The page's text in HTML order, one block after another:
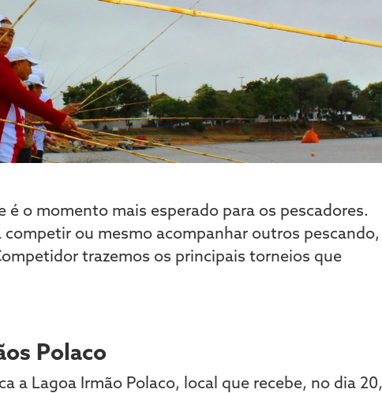
é o momento mais esperado para os pescadores.
ou mesmo acompanhar outros pescando,
trazemos os principais torneios que
Polaco
a Lagoa Irmão Polaco, local que recebe, no dia 20,